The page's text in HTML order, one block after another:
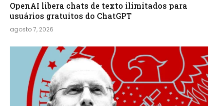
OpenAI libera chats de texto ilimitados para
usuários gratuitos do ChatGPT
agosto 7, 2026